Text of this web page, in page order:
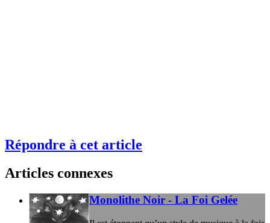
Répondre à cet article
Articles connexes
Monolithe Noir - La Foi Gelée